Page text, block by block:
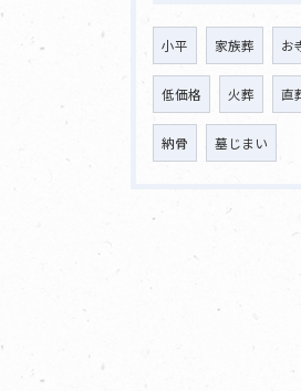
小平 家族葬 お
低価格 火葬 直
納骨 墓じまい